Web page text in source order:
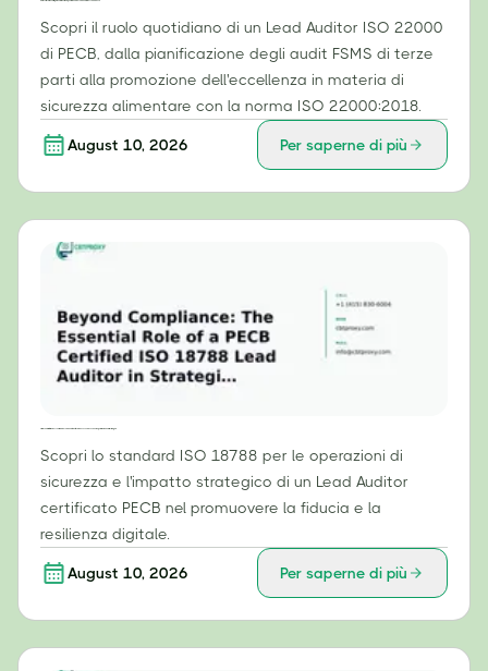
Scopri il ruolo quotidiano di un Lead Auditor ISO 22000
di PECB, dalla pianificazione degli audit FSMS di terze
parti alla promozione dell'eccellenza in materia di
sicurezza alimentare con la norma ISO 22000:2018.
August 10, 2026 Per saperne di più
Scopri lo standard ISO 18788 per le operazioni di
sicurezza e l'impatto strategico di un Lead Auditor
certificato PECB nel promuovere la fiducia e la
resilienza digitale.
August 10, 2026 Per saperne di più